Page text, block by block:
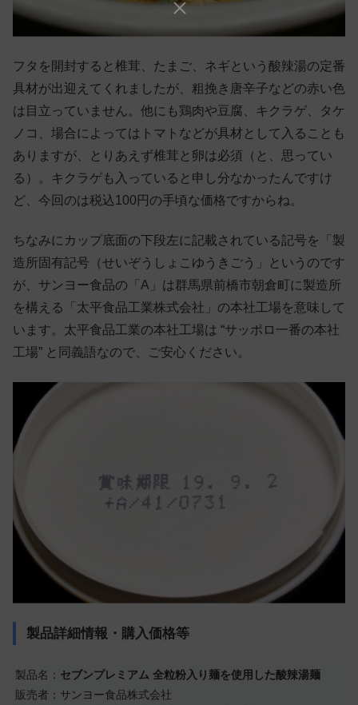
フタを開封すると椎茸、たまご、ネギという酸辣湯の定番
具材が出迎えてくれましたが、粗挽き唐辛子などの赤い色
は目立っていません。他にも鶏肉や豆腐、キクラゲ、タケ
ノコ、場合によってはトマトなどが具材として入ることも
ありますが、とりあえず椎茸と卵は必須（と、思ってい
る）。キクラゲも入っていると申し分なかったんですけ
ど、今回のは税込100円の手頃な価格ですからね。
ちなみにカップ底面の下段左に記載されている記号を「製
造所固有記号（せいぞうしょこゆうきごう」というのです
が、サンヨー食品の「A」は群馬県前橋市朝倉町に製造所
を構える「太平食品工業株式会社」の本社工場を意味して
います。太平食品工業の本社工場は “サッポロ一番の本社
工場” と同義語なので、ご安心ください。
製品詳細情報・購入価格等
製品名： セブンプレミアム 全粒粉入り麺を使用した酸辣湯麺
販売者：サンヨー食品株式会社